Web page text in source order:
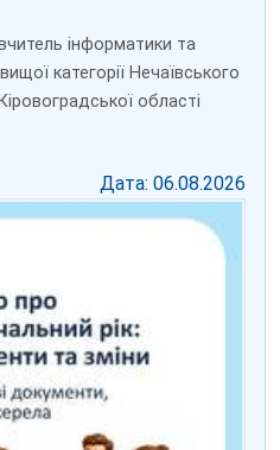
інформатики та
категорії Нечаївського
області
Дата: 06.08.2026